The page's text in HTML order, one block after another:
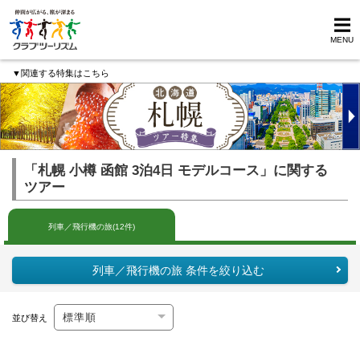
MENU
▼関連する特集はこちら
「札幌 小樽 函館 3泊4日 モデルコース」に関する
ツアー
列車／飛行機の旅(12件)
列車／飛行機の旅 条件を絞り込む
並び替え